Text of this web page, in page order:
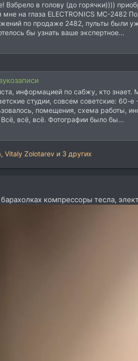
Взбрело в голову (до горячки))))
на глаза ELECTRONICS MC-2482
по продаже 2482, пульты были
бы узнать ваше экспертное...
информацией по сабжу, кто
студии, совсем советские: 60-
помещения, схема работы,
всё, всё. Фотографии было бы...
, Vitaly Zolotarev и 3 других
барахолках компрессоры тесла,